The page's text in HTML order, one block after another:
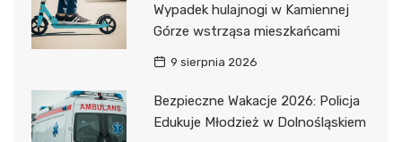
Wypadek hulajnogi w Kamiennej
Górze wstrząsa mieszkańcami
9 sierpnia 2026
Bezpieczne Wakacje 2026: Policja
Edukuje Młodzież w Dolnośląskiem